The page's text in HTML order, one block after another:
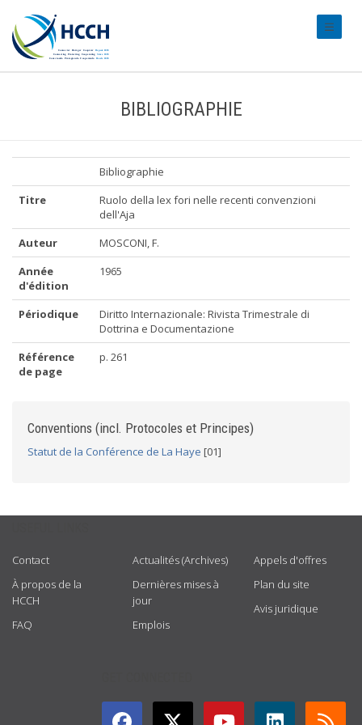
BIBLIOGRAPHIE
Bibliographie
Titre
Ruolo della lex fori nelle recenti convenzioni
dell'Aja
Auteur
MOSCONI, F.
Année
d'édition
1965
Périodique
Diritto Internazionale: Rivista Trimestrale di
Dottrina e Documentazione
Référence
de page
p. 261
Conventions (incl. Protocoles et Principes)
Statut de la Conférence de La Haye [01]
Contact
À propos de la
HCCH
FAQ
Actualités (Archives)
Dernières mises à
jour
Emplois
Appels d'offres
Plan du site
Avis juridique